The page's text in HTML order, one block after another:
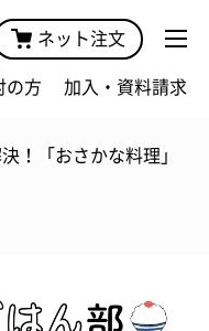
ネット注文
の方 加入・資料請求
！「おさかな料理」